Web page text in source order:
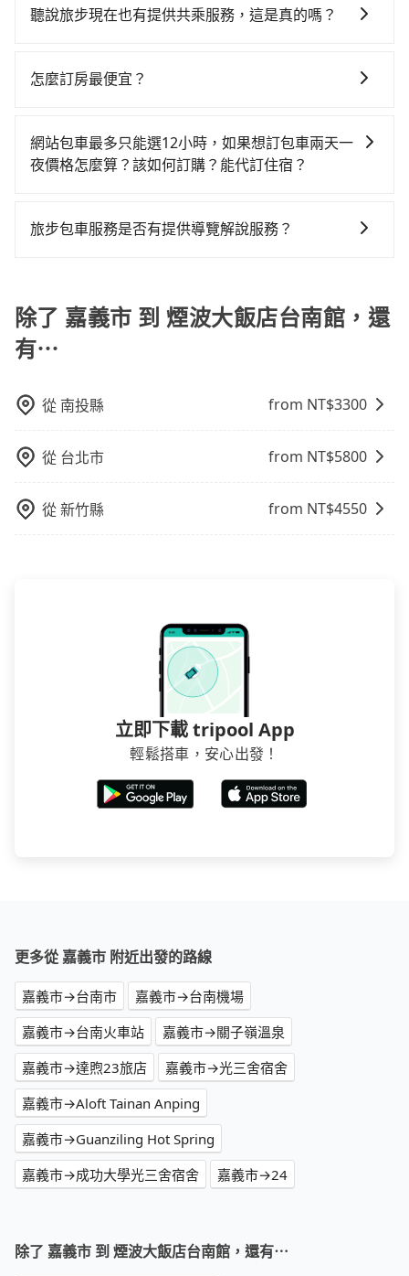
中西區) 的目的地。全程加上轉車時間共1小時33分鐘，
約450元，費時1小時3分鐘。選擇搭乘高鐵而不預約包
tripool！如果你是三人以下要乘車，也可參考tripool的
拼車共乘服務，最多可再節省50%的交通費用。
達目的地後多久原路返回），雖已將eTag和可能的每小
車型，如Toyota Yaris、Prius C、Vios這類乘坐體驗較
況，打開車門才發現仍有上一組乘客遺留的垃圾或者撞
凹的車門仍未被修理，每一次租車都好像在開樂透一
車位，對於急著用車或者要載其他乘客的人來說就有不
就顯得非常不便。
格約為1,535~1,800元間。但如果要考慮到回程，台南市
煙波大飯店台南館的跳表小黃可能較為便宜，但當你們
沒有到達海拔1500公里以上的山區，行程都是可以依照
聽說旅步現在也有提供共乘服務，這是真的嗎？
保證出車的共乘服務，不用再擔心人少不成團問題，還
怎麼訂房最便宜？
OTA (online travel agent) 來完成，除了可以快速依據
地區、價位、人數、特殊需求來搜尋適合的旅店與房
饋或未來換取免費的住房。台灣人常用的線上訂房平台
告知付款完畢，一切都能在網路上操作。但有些較冷門
或規模較小的飯店，有可能再多平台同時上架而發生超
賣的現象，便有可能到了現場卻沒房可住的窘境，所以
要再人工電話與飯店確認。預訂民宿方面，如不怕麻
得便宜，但缺點就是多數要匯款並再人工確認。假如不
介意多花一點錢省下這些瑣碎的事，台灣本土的AsiaYo
網站包車最多只能選12小時，如果想訂包車兩天一
夜價格怎麼算？該如何訂購？能代訂住宿？
需要連續兩天的包車服務，可以在官網上分開預定兩天
旅步包車服務是否有提供導覽解說服務？
booking@tripool.app聯繫我們，將有專人協助回覆確
認是否能協助安排。
除了 嘉義市 到 煙波大飯店台南館，還
有⋯
從 南投縣 from NT$3300
從 台北市 from NT$5800
從新竹縣 from NT$4550
立即下載 tripool App
輕鬆搭車，安心出發！
更多從 嘉義市 附近出發的路線
嘉義市→台南市
嘉義市→台南機場
嘉義市→台南火車站
嘉義市→關子嶺溫泉
嘉義市→達煦23旅店
嘉義市→光三舍宿舍
嘉義市→Aloft Tainan Anping
嘉義市→Guanziling Hot Spring
嘉義市→成功大學光三舍宿舍
嘉義市→24
除了 嘉義市 到 煙波大飯店台南館，還有⋯